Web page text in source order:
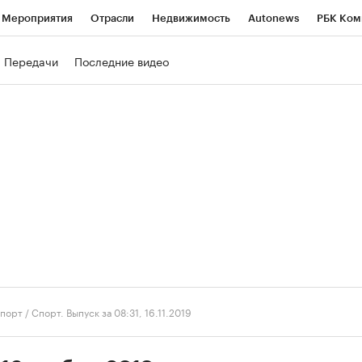
Мероприятия Отрасли Недвижимость Autonews РБК
Передачи Последние видео
/Спорт. Выпуск за 08:31, 16.11.2019